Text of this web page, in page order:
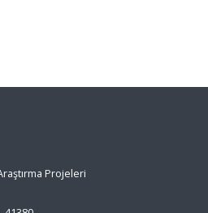
Projeleri